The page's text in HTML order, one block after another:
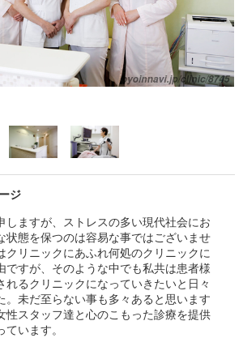
ジ
しますが、ストレスの多い現代社会にお
状態を保つのは容易な事ではございませ
クリニックにあふれ何処のクリニックに
ですが、そのような中でも私共は患者様
れるクリニックになっていきたいと日々
。未だ至らない事も多々あると思います
性スタッフ達と心のこもった診療を提供
ています。